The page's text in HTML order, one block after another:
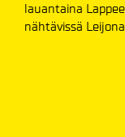
lauantaina
nähtävissä